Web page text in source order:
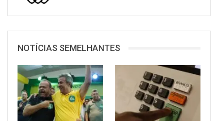
NOTÍCIAS SEMELHANTES